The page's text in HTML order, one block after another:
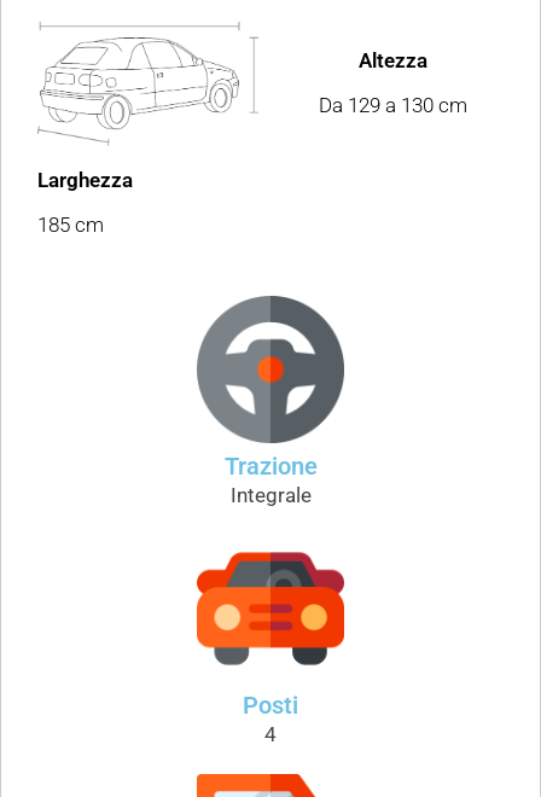
Altezza
Da 129 a 130 cm
Larghezza
185 cm
Trazione
Integrale
Posti
4